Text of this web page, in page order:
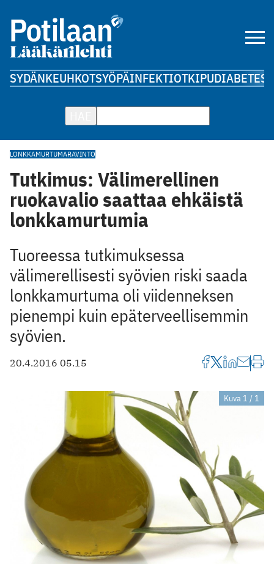
SYDÄNKEUHKOTSYÖPÄINFEKTIOTKIPUDIABETES
LONKKAMURTUMARAVINTO
Tutkimus: Välimerellinen
ruokavalio saattaa ehkäistä
lonkkamurtumia
Tuoreessa tutkimuksessa
välimerellisesti syövien riski saada
lonkkamurtuma oli viidenneksen
pienempi kuin epäterveellisemmin
syövien.
20.4.2016 05.15
Kuva 1 / 1